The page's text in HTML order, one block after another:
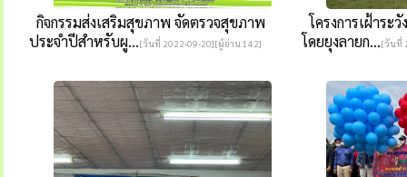
กิจกรรมส่งเสริมสุขภาพ จัดตรวจสุขภาพ
ประจำปีสำหรับผู...[วันที่ 2022-09-20][ผู้อ่าน 142]
โครงการเฝ้าร
โดยยุงลายก...[วันที่